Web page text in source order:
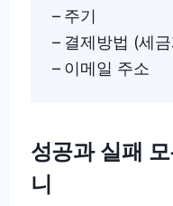
– 주기
– 결제방법 (세
– 이메일 주소
성공과 실패
니